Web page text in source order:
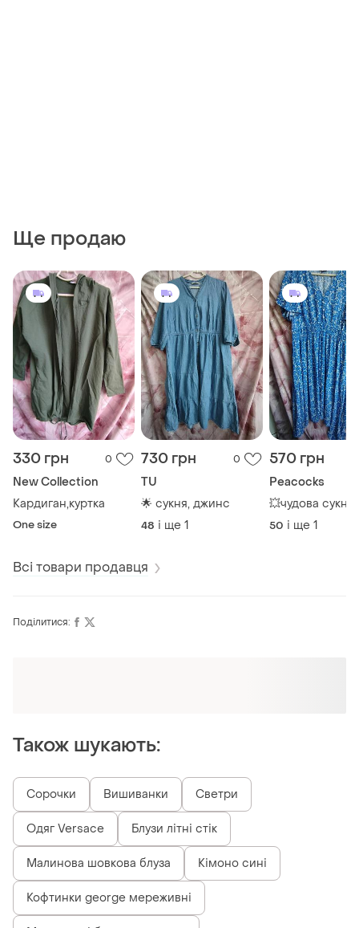
Ще продаю
330 грн 0
New Collection
Кардиган,куртка
One size
730 грн 0
TU
🌟 сукня, джинс
48 і ще 1
570 грн
Peacocks
💥чудова сукня
50 і ще 1
Всі товари продавця
Поділитися:
Також шукають:
Сорочки Вишиванки Светри
Одяг Versace Блузи літні стік
Малинова шовкова блуза Кімоно сині
Кофтинки george мереживні